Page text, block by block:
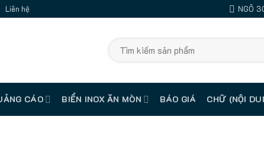
Liên hệ NGÕ
kiếm:
CÁO BIỂN INOX ĂN MÒN BÁO GIÁ CHỮ (NỘI